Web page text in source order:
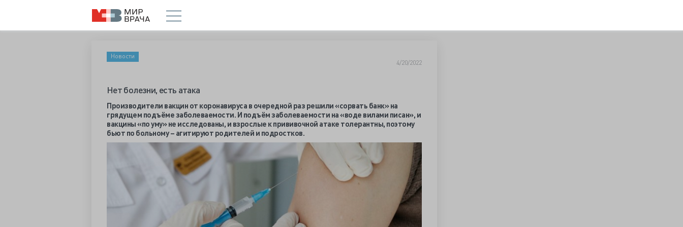
Новости
4/20/2022
Нет болезни, есть атака
Производители вакцин от коронавируса в очередной раз решили «сорвать банк» на
грядущем подъёме заболеваемости. И подъём заболеваемости на «воде вилами писан», и
вакцины «по уму» не исследованы, и взрослые к прививочной атаке толерантны, поэтому
бьют по больному – агитируют родителей и подростков.